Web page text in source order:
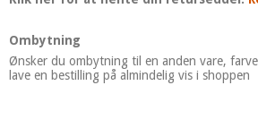
Ombytning
Ønsker du ombytning til en anden vare,
lave en bestilling på almindelig vis i shoppen